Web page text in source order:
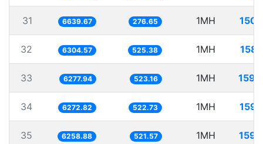
31 6639.67 276.65 1MH
32 6304.57 525.38 1MH
33 6277.94 523.16 1MH
34 6272.82 522.73 1MH
35 6258.88 521.57 1MH